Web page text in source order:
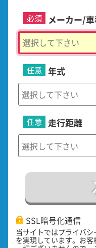
メーカー/
必須
年式
任意
走行距離
任意
SSL暗号化通信
当サイトではプライバシ
を実現しています。お